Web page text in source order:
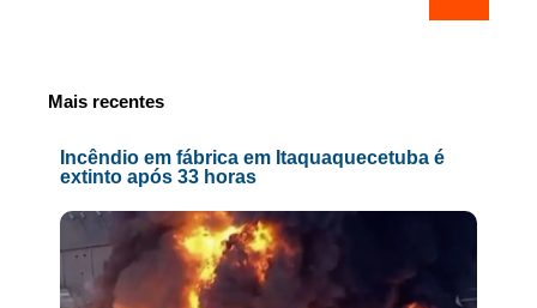
Mais recentes
Incêndio em fábrica em Itaquaquecetuba é
extinto após 33 horas